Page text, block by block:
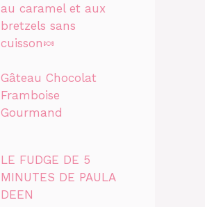
au caramel et aux
bretzels sans
cuisson🍬
Gâteau Chocolat
Framboise
Gourmand
LE FUDGE DE 5
MINUTES DE PAULA
DEEN